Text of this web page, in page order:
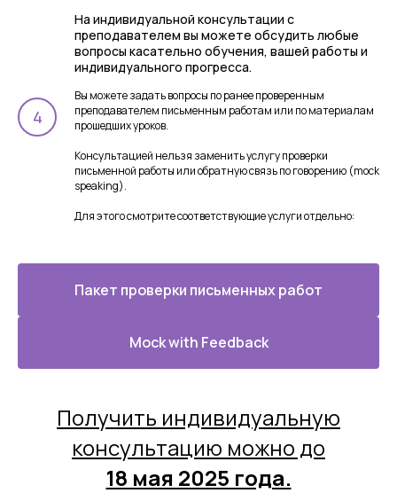
На индивидуальной консультации с
преподавателем вы можете обсудить любые
вопросы касательно обучения, вашей работы и
индивидуального прогресса.
Вы можете задать вопросы по ранее проверенным
преподавателем письменным работам или по материалам
прошедших уроков.
Консультацией нельзя заменить услугу проверки
письменной работы или обратную связь по говорению (mock
speaking).
Для этого смотрите соответствующие услуги отдельно:
Пакет проверки письменных работ
Mock with Feedback
Получить индивидуальную
консультацию можно до
18 мая 2025 года.